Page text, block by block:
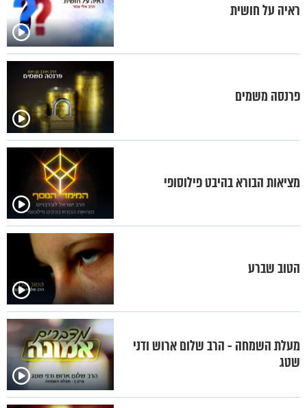
ראיה על חושית
פרנסה משמים
מציאות הבורא בהיבט פילוסופי
הטוב שברע
מעלת השמחה - הרב שלום ארוש ודני
שטג